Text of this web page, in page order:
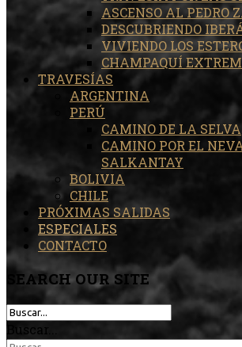
ASCENSO AL PEDRO
DESCUBRIENDO
VIVIENDO LOS
CHAMPAQUÍ
TRAVESÍAS
ARGENTINA
PERÚ
CAMINO DE LA SELVA
CAMINO POR EL
SALKANTAY
BOLIVIA
CHILE
PRÓXIMAS SALIDAS
ESPECIALES
CONTACTO
SEARCHOUR SITE
Buscar...